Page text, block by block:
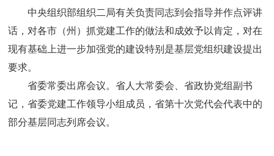
中央组织部组织二局有关负责同志到会指导并作点评讲
话，对各市（州）抓党建工作的做法和成效予以肯定，对在
现有基础上进一步加强党的建设特别是基层党组织建设提出
要求。
省委常委出席会议。省人大常委会、省政协党组副书
记，省委党建工作领导小组成员，省第十次党代会代表中的
部分基层同志列席会议。